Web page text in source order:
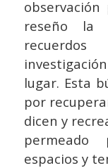
reseño la
lugar. Esta
por
dicen y
permeado
espacios y